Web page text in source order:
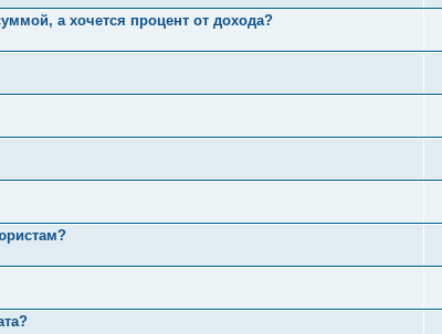
а хочется процент от дохода?